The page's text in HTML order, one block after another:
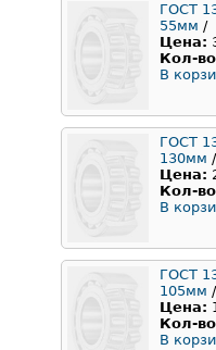
ГОСТ
55мм /
Цена:
Кол-
В
ГОСТ
130мм /
Цена:
Кол-
В
ГОСТ
105мм /
Цена:
Кол-
В